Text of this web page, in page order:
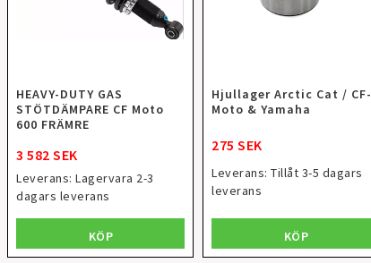
HEAVY-DUTY GAS
STÖTDÄMPARE CF Moto
600 FRÄMRE
3 582 SEK
Leverans:Lagervara 2-3
dagars leverans
KÖP
Hjullager Arctic Cat / CF-
Moto & Yamaha
275 SEK
Leverans:Tillåt 3-5 dagars
leverans
KÖP